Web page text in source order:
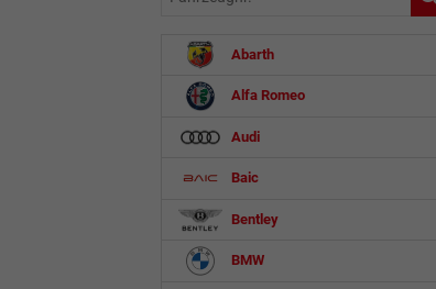
Abarth
Alfa Romeo
Audi
Baic
Bentley
BMW